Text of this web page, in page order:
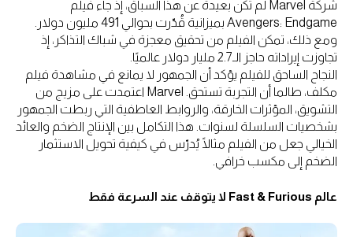
شركة Marvel لم تكن بعيدة عن هذا السباق، إذ جاء فيلم
Avengers: Endgame بميزانية قُدّرت بحوالي 491 مليون دولار.
ومع ذلك، تمكن الفيلم من تحقيق معجزة في شباك التذاكر، إذ
تجاوزت إيراداته حاجز الـ2.7 مليار دولار عالميًا.
النجاح الساحق للفيلم يؤكد أن الجمهور لا يمانع في مشاهدة فيلم
مكلف، طالما أن التجربة تستحق. Marvel اعتمدت على مزيج من
التشويق، المؤثرات الخارقة، والروابط العاطفية التي ربطت الجمهور
بشخصيات السلسلة لسنوات. هذا التكامل بين الإنتاج الضخم والعائد
الخيالي جعل من الفيلم مثالًا يُدرّس في كيفية تحويل الاستثمار
الضخم إلى مكسب خرافي.
عالم Fast & Furious لا يتوقف عند السرعة فقط